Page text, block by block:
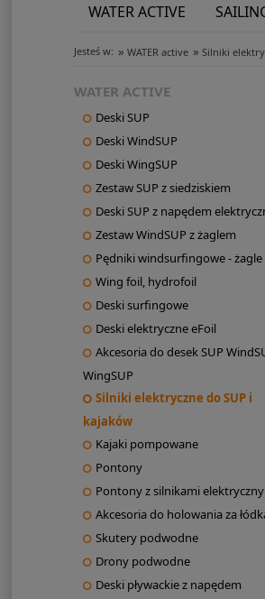
WATER ACTIVE
Jesteś w: » WATER active » Silniki
WATER ACTIVE
Deski SUP
Deski WindSUP
Deski WingSUP
Zestaw SUP z siedziskiem
Deski SUP z napędem
Zestaw WindSUP z żaglem
Pędniki windsurfingowe - żagle
Wing foil, hydrofoil
Deski surfingowe
Deski elektryczne eFoil
Akcesoria do desek SUP
WingSUP
Silniki elektryczne do SUP i
kajaków
Kajaki pompowane
Pontony
Pontony z silnikami
Akcesoria do holowania za
Skutery podwodne
Drony podwodne
Deski pływackie z napędem